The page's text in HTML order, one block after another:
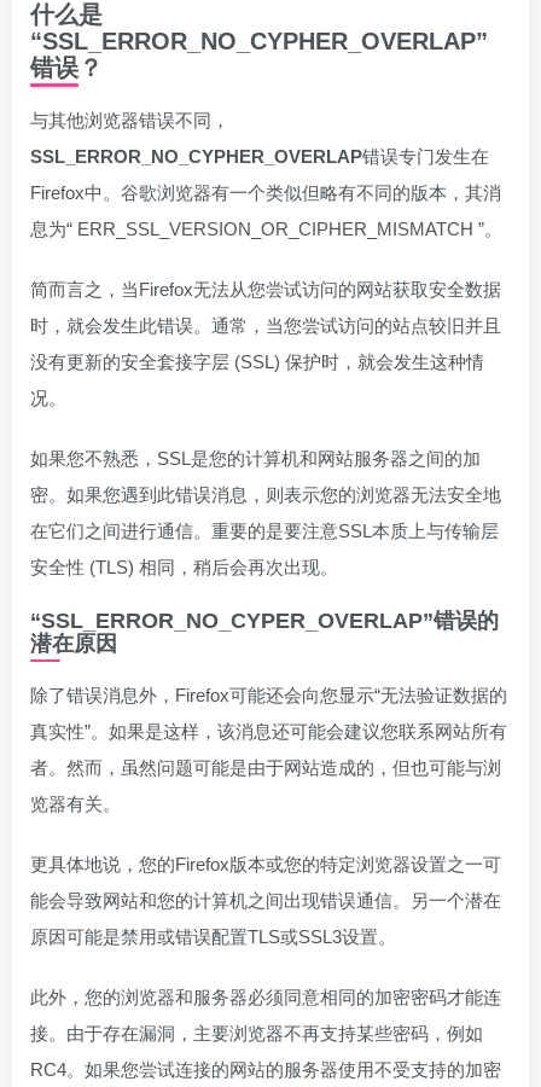
什么是
“SSL_ERROR_NO_CYPHER_OVERLAP”
错误？
与其他浏览器错误不同，
SSL_ERROR_NO_CYPHER_OVERLAP错误专门发生在
Firefox中。谷歌浏览器有一个类似但略有不同的版本，其消
息为“ ERR_SSL_VERSION_OR_CIPHER_MISMATCH ”。
简而言之，当Firefox无法从您尝试访问的网站获取安全数据
时，就会发生此错误。通常，当您尝试访问的站点较旧并且
没有更新的安全套接字层 (SSL) 保护时，就会发生这种情
况。
如果您不熟悉，SSL是您的计算机和网站服务器之间的加
密。如果您遇到此错误消息，则表示您的浏览器无法安全地
在它们之间进行通信。重要的是要注意SSL本质上与传输层
安全性 (TLS) 相同，稍后会再次出现。
“SSL_ERROR_NO_CYPER_OVERLAP”错误的
潜在原因
除了错误消息外，Firefox可能还会向您显示“无法验证数据的
真实性”。如果是这样，该消息还可能会建议您联系网站所有
者。然而，虽然问题可能是由于网站造成的，但也可能与浏
览器有关。
更具体地说，您的Firefox版本或您的特定浏览器设置之一可
能会导致网站和您的计算机之间出现错误通信。另一个潜在
原因可能是禁用或错误配置TLS或SSL3设置。
此外，您的浏览器和服务器必须同意相同的加密密码才能连
接。由于存在漏洞，主要浏览器不再支持某些密码，例如
RC4。如果您尝试连接的网站的服务器使用不受支持的加密